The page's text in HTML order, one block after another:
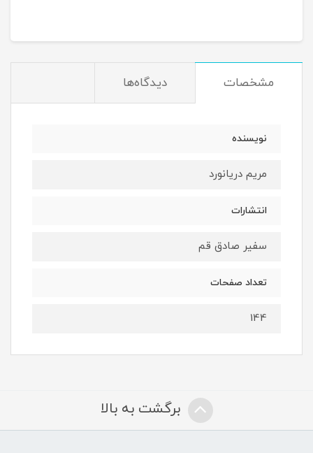
مشخصات دیدگاه‌ها
نویسنده
مریم دریانورد
انتشارات
سفیر صادق قم
تعداد صفحات
144
برگشت به بالا